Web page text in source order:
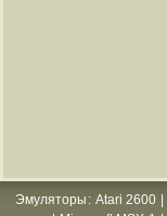
Эмуляторы : Atari 2600